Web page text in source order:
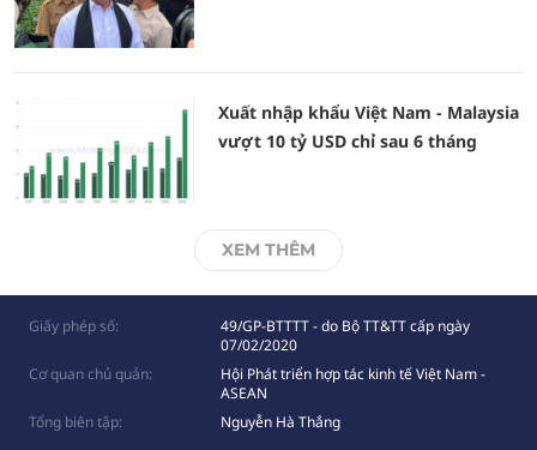
Xuất nhập khẩu Việt Nam - Malaysia
vượt 10 tỷ USD chỉ sau 6 tháng
XEM THÊM
Giấy phép số:
49/GP-BTTTT - do Bộ TT&TT cấp ngày
07/02/2020
Cơ quan chủ quản:
Hội Phát triển hợp tác kinh tế Việt Nam -
ASEAN
Tổng biên tập:
Nguyễn Hà Thắng